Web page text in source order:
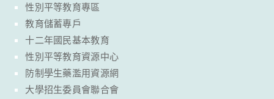
性別平等教育專區
教育儲蓄專戶
十二年國民基本教育
性別平等教育資源中心
防制學生藥濫用資源網
大學招生委員會聯合會